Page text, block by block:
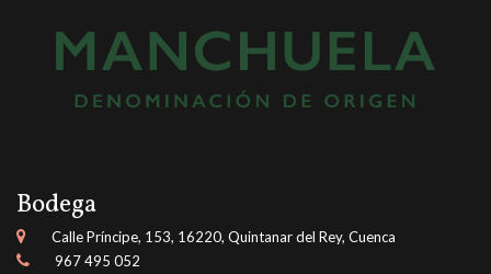
Bodega
Calle Príncipe, 153, 16220, Quintanar del Rey, Cuenca
967 495 052